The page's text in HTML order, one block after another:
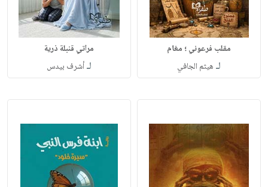
مقلب فرعوني ؛ مغام
لـ هيثم الجافي
مراتي قنبلة ذرية
لـأشرف بيدس